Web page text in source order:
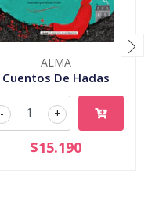
ALMA
Cuentos De Hadas
+
-
$15.190